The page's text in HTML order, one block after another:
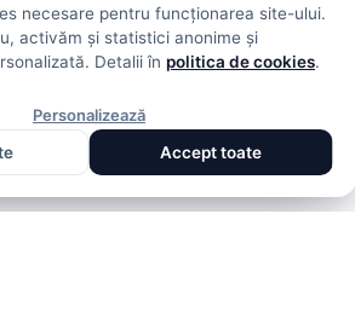
necesare pentru funcționarea site-ului.
activăm și statistici anonime și
Detalii în politica de cookies.
Personalizează
Accept toate